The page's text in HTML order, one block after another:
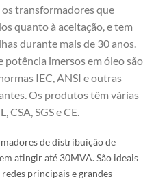
transformadores que
quanto à aceitação, e tem
durante mais de 30 anos.
imersos em óleo são
IEC, ANSI e outras
Os produtos têm várias
CSA, SGS e CE.
de distribuição de
atingir até 30MVA. São ideais
principais e grandes